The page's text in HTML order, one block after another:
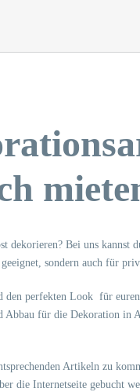
dekorieren? Bei uns kannst
sondern auch für
den perfekten Look für
für die Dekoration in
Artikeln zu
die Internetseite gebucht